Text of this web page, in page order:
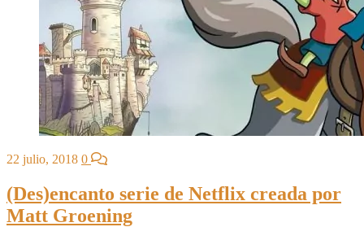
22 julio, 2018 0
(Des)encanto serie de Netflix creada por
Matt Groening